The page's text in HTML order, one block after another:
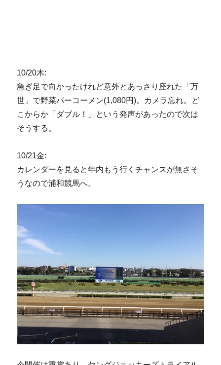
10/20木:
急ぎ足で向かったけれど意外とあっさり座れた「万
世」で野菜パーコーメン(1,080円)。カメラ忘れ。ど
こからか「ダブル！」という発声があったので次は
そうする。
10/21金:
カレンダーを見ると年内もう行くチャンスが無さそ
うなので浦和競馬へ。